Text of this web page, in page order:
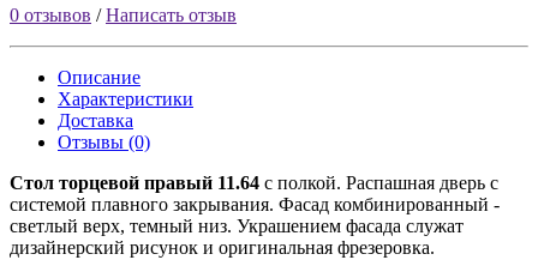
0 отзывов /Написать отзыв
Описание
Характеристики
Доставка
Отзывы (0)
Стол торцевой правый 11.64 с полкой. Распашная дверь с
системой плавного закрывания. Фасад комбинированный -
светлый верх, темный низ. Украшением фасада служат
дизайнерский рисунок и оригинальная фрезеровка.